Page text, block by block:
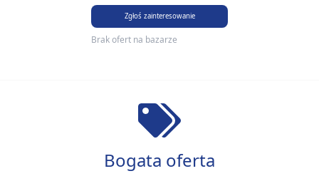
Zgłoś zainteresowanie
Brak ofert na bazarze
Bogata oferta